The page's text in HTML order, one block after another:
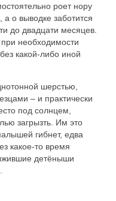
роет нору
о выводке заботится
до двадцати месяцев.
необходимости
какой-либо иной
шерстью,
– и практически
под солнцем,
загрызть. Им это
гибнет, едва
какое-то время
детёныши